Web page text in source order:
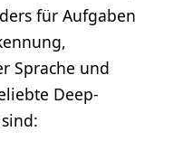
für Aufgaben
Sprache und
Deep-